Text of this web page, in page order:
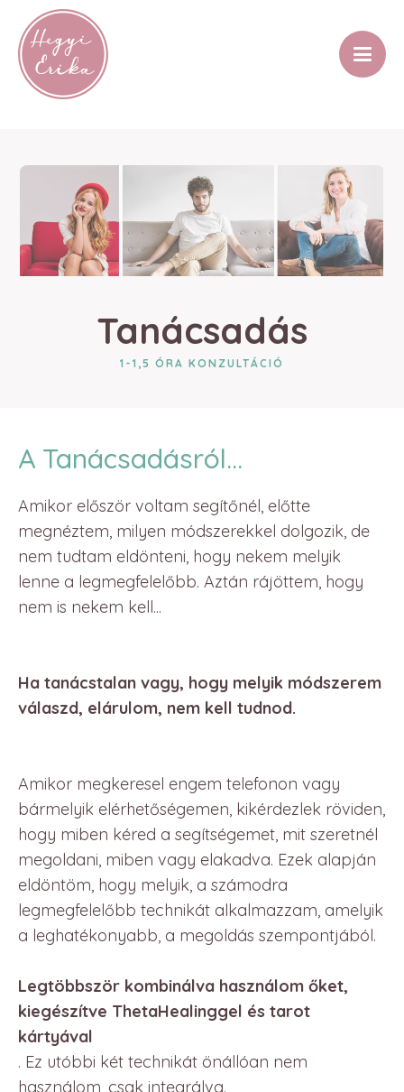
Tanácsadás
1-1,5 ÓRA KONZULTÁCIÓ
A Tanácsadásról...
Amikor először voltam segítőnél, előtte
megnéztem, milyen módszerekkel dolgozik, de
nem tudtam eldönteni, hogy nekem melyik
lenne a legmegfelelőbb. Aztán rájöttem, hogy
nem is nekem kell...
Ha tanácstalan vagy, hogy melyik módszerem
válaszd, elárulom, nem kell tudnod.
Amikor megkeresel engem telefonon vagy
bármelyik elérhetőségemen, kikérdezlek röviden,
hogy miben kéred a segítségemet, mit szeretnél
megoldani, miben vagy elakadva. Ezek alapján
eldöntöm, hogy melyik, a számodra
legmegfelelőbb technikát alkalmazzam, amelyik
a leghatékonyabb, a megoldás szempontjából.
Legtöbbször kombinálva használom őket,
kiegészítve ThetaHealinggel és tarot
kártyával
. Ez utóbbi két technikát önállóan nem
használom, csak integrálva.